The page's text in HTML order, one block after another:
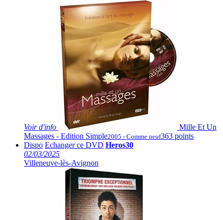
Voir d'info
Mille Et Un
Massages - Edition Simple2005 - Comme neuf363 points
Dispo Echanger ce DVD Heros30
02/03/2025
Villeneuve-lès-Avignon